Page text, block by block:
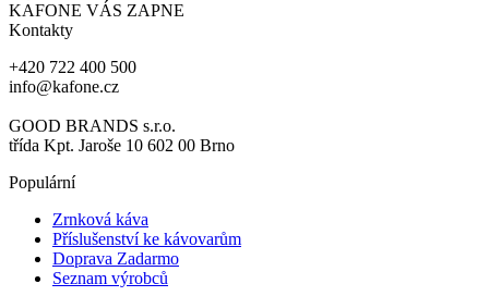
KAFONE VÁS ZAPNE
Kontakty
+420 722 400 500
info@kafone.cz
GOOD BRANDS s.r.o.
třída Kpt. Jaroše 10 602 00 Brno
Populární
Zrnková káva
Příslušenství ke kávovarům
Doprava Zadarmo
Seznam výrobců